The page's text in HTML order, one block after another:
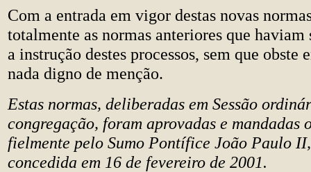
Com a entrada em vigor destas novas
totalmente as normas anteriores que haviam
a instrução destes processos, sem que obste
nada digno de menção.
Estas normas, deliberadas em Sessão
congregação, foram aprovadas e mandadas
fielmente pelo Sumo Pontífice João Paulo
concedida em 16 de fevereiro de 2001.